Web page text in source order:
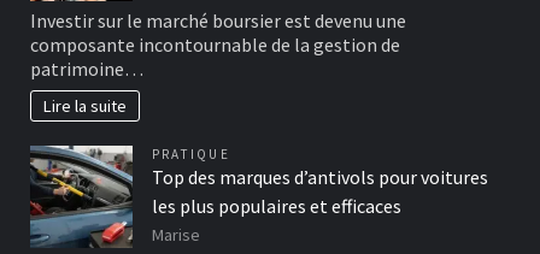
Investir sur le marché boursier est devenu une
composante incontournable de la gestion de
patrimoine…
Lire la suite
PRATIQUE
Top des marques d’antivols pour voitures
les plus populaires et efficaces
Marise